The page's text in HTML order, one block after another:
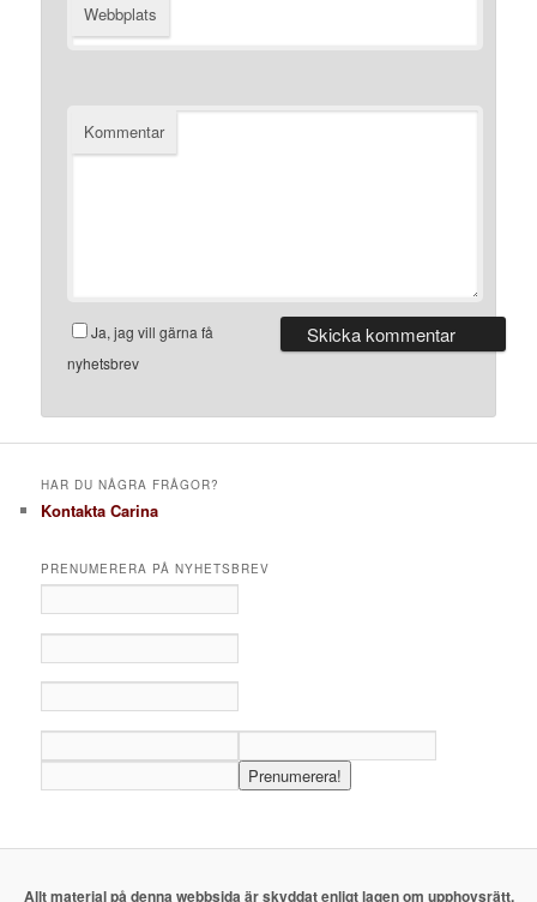
Webbplats
Kommentar
Ja, jag vill gärna få
nyhetsbrev
HAR DU NÅGRA FRÅGOR?
Kontakta Carina
PRENUMERERA PÅ NYHETSBREV
Allt material på denna webbsida är skyddat enligt lagen om upphovsrätt.